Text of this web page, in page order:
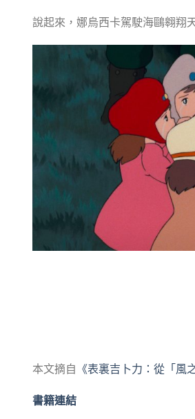
說起來，娜烏西卡駕駛海鷗翱翔
本文摘自 《表裏吉卜力：從「風
書籍連結